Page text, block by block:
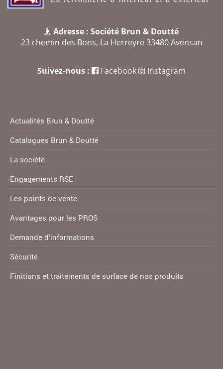
Adresse : Société Brun & Doutté
23 chemin des Bons, La Herreyre 33480 Avensan
Suivez-nous : Facebook Instagram
Actualités Brun & Doutté
Catalogues Brun & Doutté
La société
Engagements RSE
Les points de vente
Avantages pour les PROS
Demande d’informations
Sécurité
Finitions et traitements de surface de nos produits